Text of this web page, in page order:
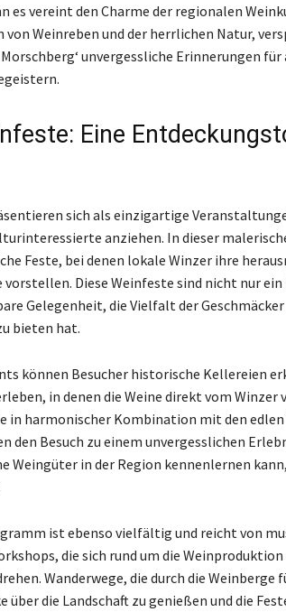
es vereint den Charme der regionalen
Weinreben und der herrlichen Natur,
unvergessliche Erinnerungen
Eine
sich als einzigartige
anziehen. In dieser
Feste, bei denen lokale Winzer ihre
vorstellen. Diese Weinfeste sind nicht nur ein
Gelegenheit, die Vielfalt der
bieten hat.
können Besucher historische Kellereien
in denen die Weine direkt vom Winzer
in harmonischer Kombination mit den
den Besuch zu einem unvergesslichen
Weingüter in der Region kennenlernen
ist ebenso vielfältig und reicht von
die sich rund um die
Wanderwege, die durch die Weinberge
über die Landschaft zu genießen und die